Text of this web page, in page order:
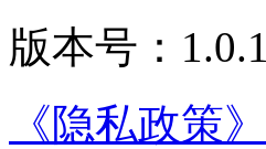
版本号：1.0.1
《隐私政策》